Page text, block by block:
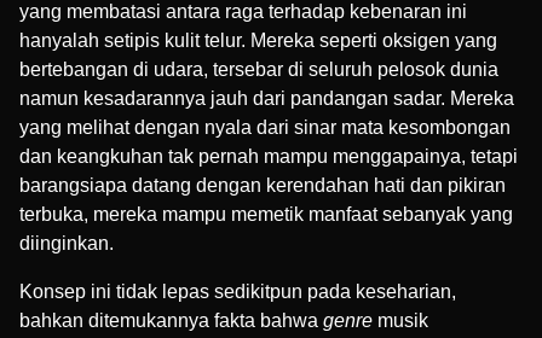
yang membatasi antara raga terhadap kebenaran ini
hanyalah setipis kulit telur. Mereka seperti oksigen yang
bertebangan di udara, tersebar di seluruh pelosok dunia
namun kesadarannya jauh dari pandangan sadar. Mereka
yang melihat dengan nyala dari sinar mata kesombongan
dan keangkuhan tak pernah mampu menggapainya, tetapi
barangsiapa datang dengan kerendahan hati dan pikiran
terbuka, mereka mampu memetik manfaat sebanyak yang
diinginkan.
Konsep ini tidak lepas sedikitpun pada keseharian,
bahkan ditemukannya fakta bahwa genre musik